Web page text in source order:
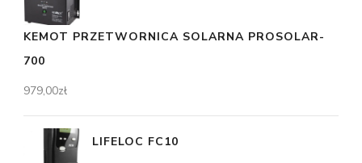
KEMOT PRZETWORNICA SOLARNA PROSOLAR-
700
979,00zł
LIFELOC FC10